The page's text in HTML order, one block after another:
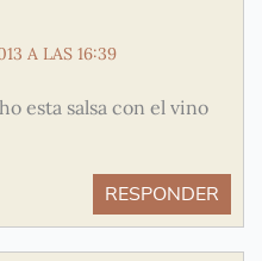
A LAS 16:39
esta salsa con el vino
RESPONDER